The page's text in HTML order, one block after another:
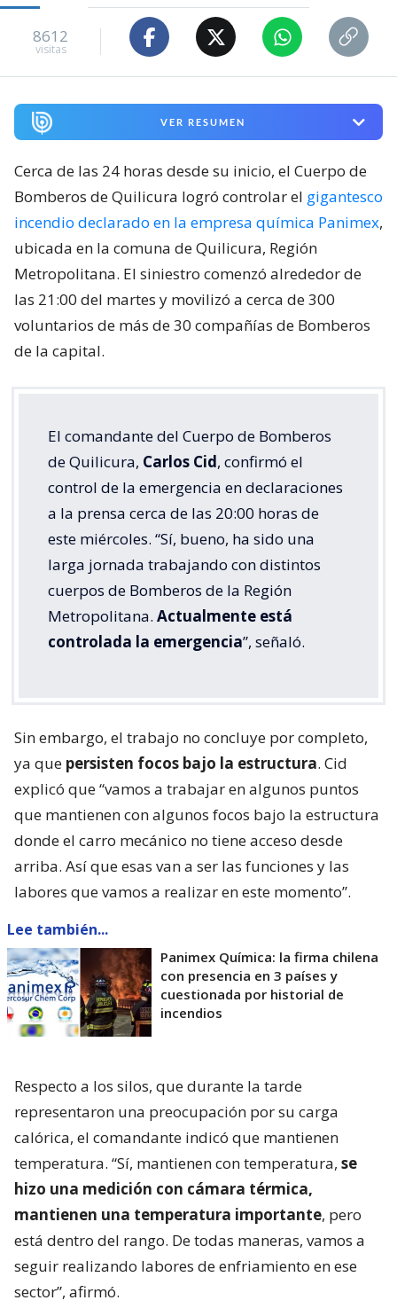
8612
visitas
VER RESUMEN
Cerca de las 24 horas desde su inicio, el Cuerpo de
Bomberos de Quilicura logró controlar el gigantesco
incendio declarado en la empresa química Panimex,
ubicada en la comuna de Quilicura, Región
Metropolitana. El siniestro comenzó alrededor de
las 21:00 del martes y movilizó a cerca de 300
voluntarios de más de 30 compañías de Bomberos
de la capital.
El comandante del Cuerpo de Bomberos
de Quilicura, Carlos Cid, confirmó el
control de la emergencia en declaraciones
a la prensa cerca de las 20:00 horas de
este miércoles. “Sí, bueno, ha sido una
larga jornada trabajando con distintos
cuerpos de Bomberos de la Región
Metropolitana. Actualmente está
controlada la emergencia”, señaló.
Sin embargo, el trabajo no concluye por completo,
ya que persisten focos bajo la estructura. Cid
explicó que “vamos a trabajar en algunos puntos
que mantienen con algunos focos bajo la estructura
donde el carro mecánico no tiene acceso desde
arriba. Así que esas van a ser las funciones y las
labores que vamos a realizar en este momento”.
Lee también...
Panimex Química: la firma chilena
con presencia en 3 países y
cuestionada por historial de
incendios
Respecto a los silos, que durante la tarde
representaron una preocupación por su carga
calórica, el comandante indicó que mantienen
temperatura. “Sí, mantienen con temperatura, se
hizo una medición con cámara térmica,
mantienen una temperatura importante, pero
está dentro del rango. De todas maneras, vamos a
seguir realizando labores de enfriamiento en ese
sector”, afirmó.